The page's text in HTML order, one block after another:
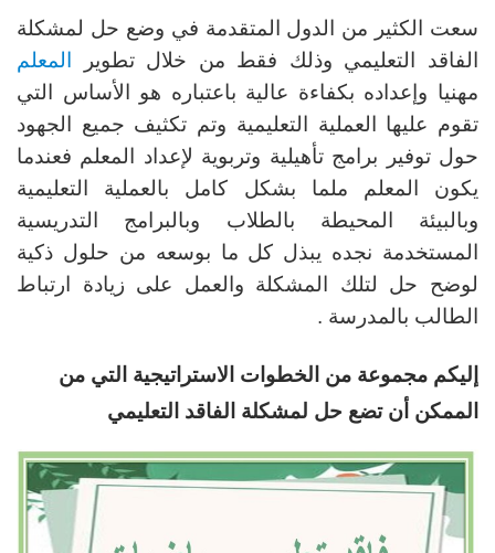
سعت الكثير من الدول المتقدمة في وضع حل لمشكلة
الفاقد التعليمي وذلك فقط من خلال تطوير المعلم
مهنيا وإعداده بكفاءة عالية باعتباره هو الأساس التي
تقوم عليها العملية التعليمية وتم تكثيف جميع الجهود
حول توفير برامج تأهيلية وتربوية لإعداد المعلم فعندما
يكون المعلم ملما بشكل كامل بالعملية التعليمية
وبالبيئة المحيطة بالطلاب وبالبرامج التدريسية
المستخدمة نجده يبذل كل ما بوسعه من حلول ذكية
لوضح حل لتلك المشكلة والعمل على زيادة ارتباط
الطالب بالمدرسة .
إليكم مجموعة من الخطوات الاستراتيجية التي من
الممكن أن تضع حل لمشكلة الفاقد التعليمي